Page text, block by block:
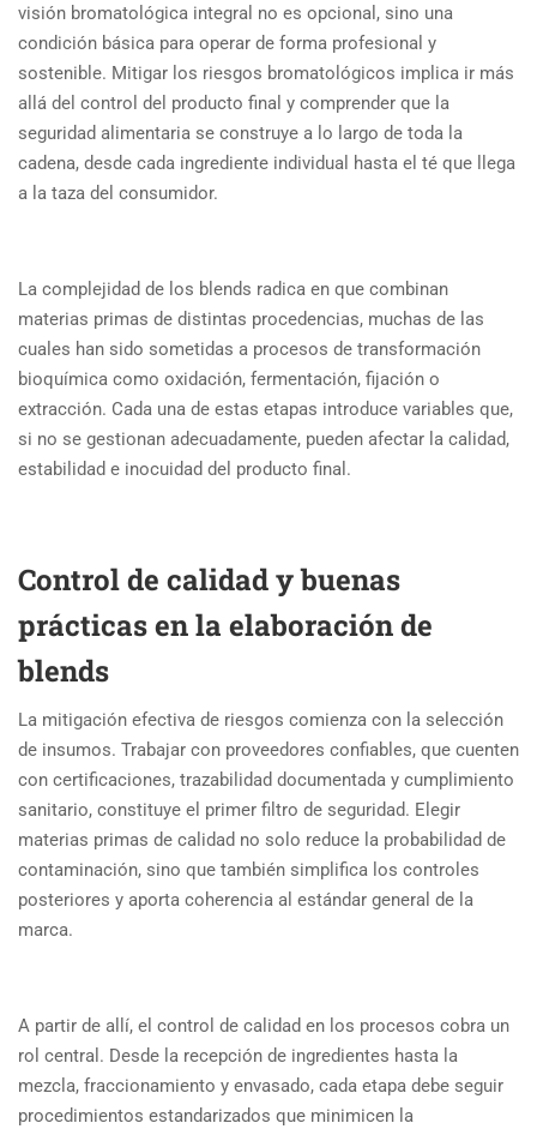
visión bromatológica integral no es opcional, sino una
condición básica para operar de forma profesional y
sostenible. Mitigar los riesgos bromatológicos implica ir más
allá del control del producto final y comprender que la
seguridad alimentaria se construye a lo largo de toda la
cadena, desde cada ingrediente individual hasta el té que llega
a la taza del consumidor.
La complejidad de los blends radica en que combinan
materias primas de distintas procedencias, muchas de las
cuales han sido sometidas a procesos de transformación
bioquímica como oxidación, fermentación, fijación o
extracción. Cada una de estas etapas introduce variables que,
si no se gestionan adecuadamente, pueden afectar la calidad,
estabilidad e inocuidad del producto final.
Control de calidad y buenas
prácticas en la elaboración de
blends
La mitigación efectiva de riesgos comienza con la selección
de insumos. Trabajar con proveedores confiables, que cuenten
con certificaciones, trazabilidad documentada y cumplimiento
sanitario, constituye el primer filtro de seguridad. Elegir
materias primas de calidad no solo reduce la probabilidad de
contaminación, sino que también simplifica los controles
posteriores y aporta coherencia al estándar general de la
marca.
A partir de allí, el control de calidad en los procesos cobra un
rol central. Desde la recepción de ingredientes hasta la
mezcla, fraccionamiento y envasado, cada etapa debe seguir
procedimientos estandarizados que minimicen la